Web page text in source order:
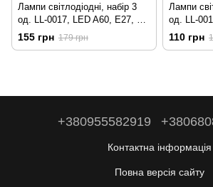
Лампи світлодіодні, набір 3
од. LL-0017, LED A60, E27, 15
Вт, 150-300 В, 4000 K, 30000 г,
гарантія 3 роки INTERTOOL
155 грн 179 грн
Лампи
од. LL-
Вт, 150-
гарантія
110 грн
+380955582919
Контактна інформація
Повна версія сайту